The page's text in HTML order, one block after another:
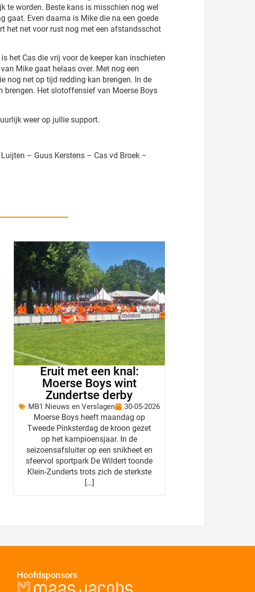
te worden. Beste kans is misschien nog wel
gaat. Even daarna is Mike die na een goede
het net voor rust nog met een afstandsschot
het Cas die vrij voor de keeper kan inschieten
Mike gaat helaas over. Met nog een
nog net op tijd redding kan brengen. In de
brengen. Het slotoffensief van Moerse Boys
weer op jullie support.
– Guus Kerstens – Cas vd Broek –
Eruit met een knal:
Moerse Boys wint
Zundertse derby
MB1 Nieuws en Verslagen 30-05-2026
Moerse Boys heeft maandag op
Tweede Pinksterdag de kroon gezet
op het kampioensjaar. In de
seizoensafsluiter op een snikheet en
sfeervol sportpark De Wildert toonde
Klein-Zunderts trots zich de sterkste
[…]
Hoofdsponsors